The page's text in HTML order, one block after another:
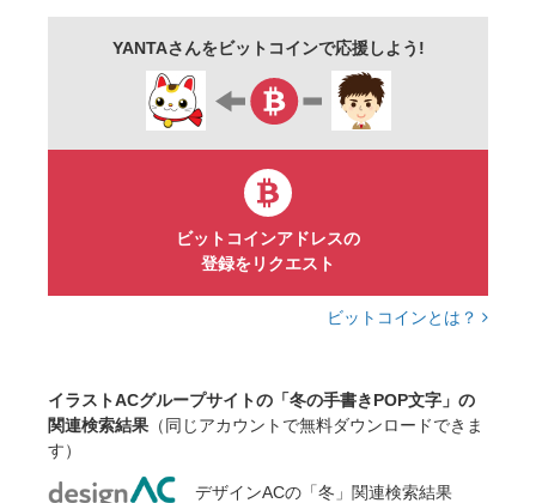
チラシ セット ベクター
YANTAさんをビットコインで応援しよう!
ビットコインアドレスの
登録をリクエスト
ビットコインとは？
イラストACグループサイトの「冬の手書きPOP文字」の
関連検索結果 （同じアカウントで無料ダウンロードできま
す）
デザインACの「冬」関連検索結果